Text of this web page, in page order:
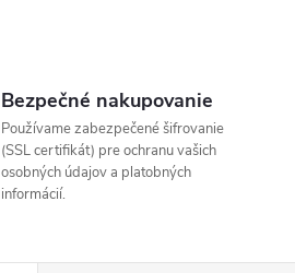
Bezpečné nakupovanie
Používame zabezpečené šifrovanie
(SSL certifikát) pre ochranu vašich
osobných údajov a platobných
informácií.